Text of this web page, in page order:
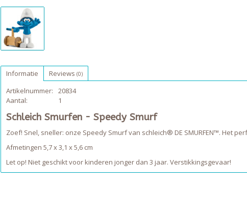
Informatie Reviews (0)
Artikelnummer:
20834
Aantal:
1
Schleich Smurfen - Speedy Smurf
Zoef! Snel, sneller: onze Speedy Smurf van schleich® DE SMURFEN™. Het
Afmetingen 5,7 x 3,1 x 5,6 cm
Let op! Niet geschikt voor kinderen jonger dan 3 jaar. Verstikkingsgevaar!